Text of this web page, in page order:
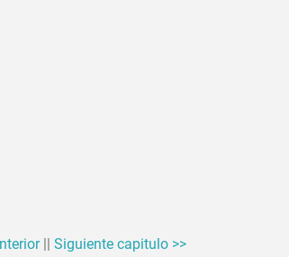
|| Siguiente capitulo >>